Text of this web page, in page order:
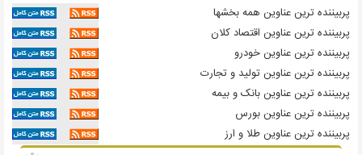
پربيننده ترين عناوين همه بخشها
پربيننده ترين عناوين اقتصاد کلان
پربيننده ترين عناوين خودرو
پربيننده ترين عناوين تولید و تجارت
پربيننده ترين عناوين بانک و بیمه
پربيننده ترين عناوين بورس
پربيننده ترين عناوين طلا و ارز